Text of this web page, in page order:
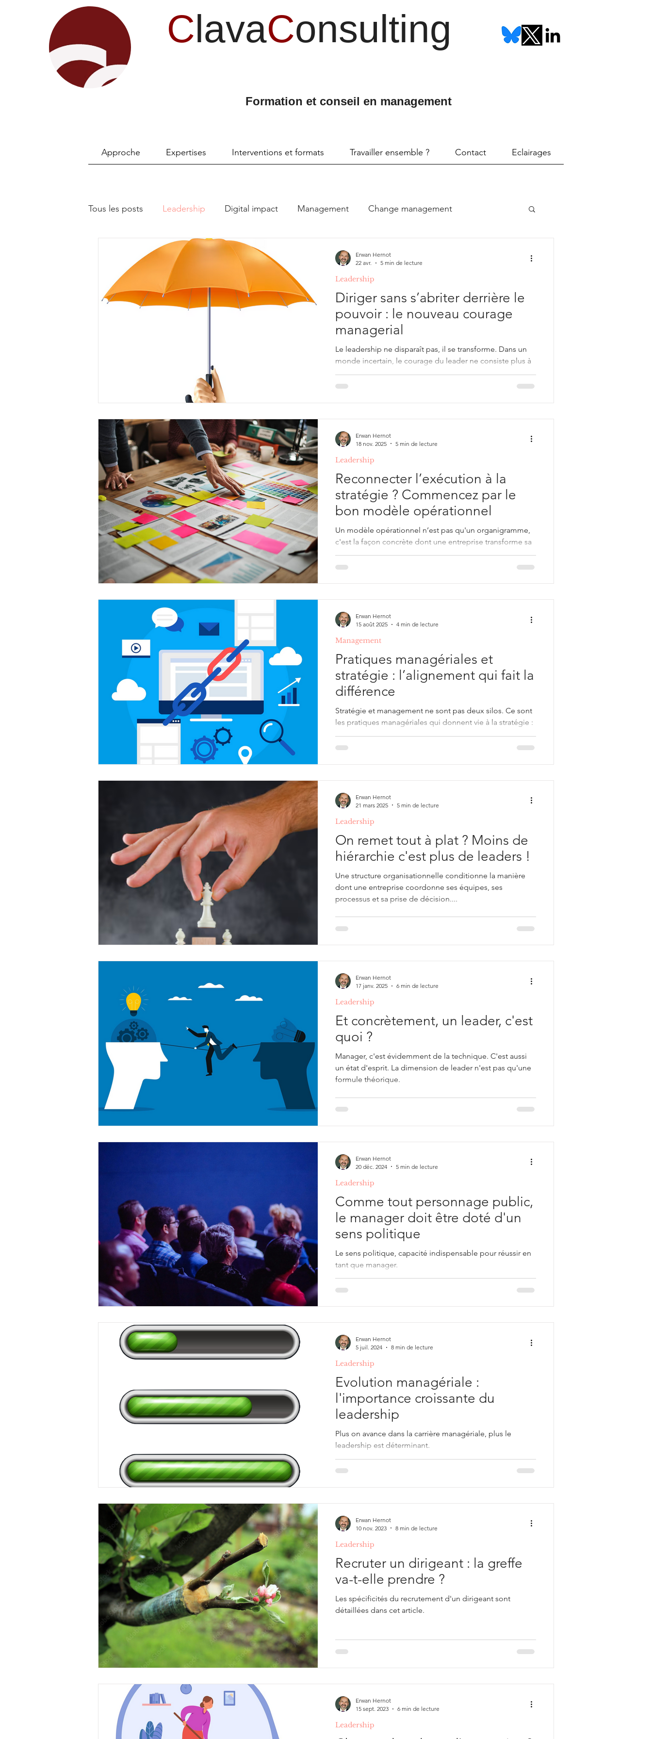
ClavaConsulting
Formation et conseil en management
Approche Expertises Interventions et formats Travailler ensemble ? Contact Eclairages
Tous les posts Leadership Digital impact Management Change management
X raisons pour ... Learning & Development
La Minute Management Gestion de projet
Diriger sans s’abriter derrière le
pouvoir : le nouveau courage
managerial
Le leadership ne disparaît pas, il se transforme. Dans un
monde incertain, le courage du leader ne consiste plus à
imposer des décisions, mais à reconstruire de la légitimité
lorsque le pouvoir formel ne protège plus.
Leadership
Erwan Hernot
22 avr.
5 min de lecture
Reconnecter l’exécution à la
stratégie ? Commencez par le
bon modèle opérationnel
Un modèle opérationnel n’est pas qu'un organigramme,
c'est la façon concrète dont une entreprise transforme sa
stratégie en action : comment les décisions sont prises,
comment les rôles s’articulent, comment les flux
pas...
Leadership
Erwan Hernot
18 nov. 2025
5 min de lecture
Pratiques managériales et
stratégie : l’alignement qui fait la
différence
Stratégie et management ne sont pas deux silos. Ce sont
les pratiques managériales qui donnent vie à la stratégie :
alignement, leadership, systèmes RH, exemples concrets
(Toyota, Netflix…).
Management
Erwan Hernot
15 août 2025
4 min de lecture
On remet tout à plat ? Moins de
hiérarchie c'est plus de leaders !
Une structure organisationnelle conditionne la manière
dont une entreprise coordonne ses équipes, ses
processus et sa prise de décision....
Leadership
Erwan Hernot
21 mars 2025
5 min de lecture
Et concrètement, un leader, c'est
quoi ?
Manager, c'est évidemment de la technique. C'est aussi
un état d'esprit. La dimension de leader n'est pas qu'une
formule théorique.
Leadership
Erwan Hernot
17 janv. 2025
6 min de lecture
Comme tout personnage public,
le manager doit être doté d'un
sens politique
Le sens politique, capacité indispensable pour réussir en
tant que manager.
Leadership
Erwan Hernot
20 déc. 2024
5 min de lecture
Evolution managériale :
l'importance croissante du
leadership
Plus on avance dans la carrière managériale, plus le
leadership est déterminant.
Leadership
Erwan Hernot
5 juil. 2024
8 min de lecture
Recruter un dirigeant : la greffe
va-t-elle prendre ?
Les spécificités du recrutement d'un dirigeant sont
détaillées dans cet article.
Leadership
Erwan Hernot
10 nov. 2023
8 min de lecture
Leadership
Erwan Hernot
15 sept. 2023
6 min de lecture